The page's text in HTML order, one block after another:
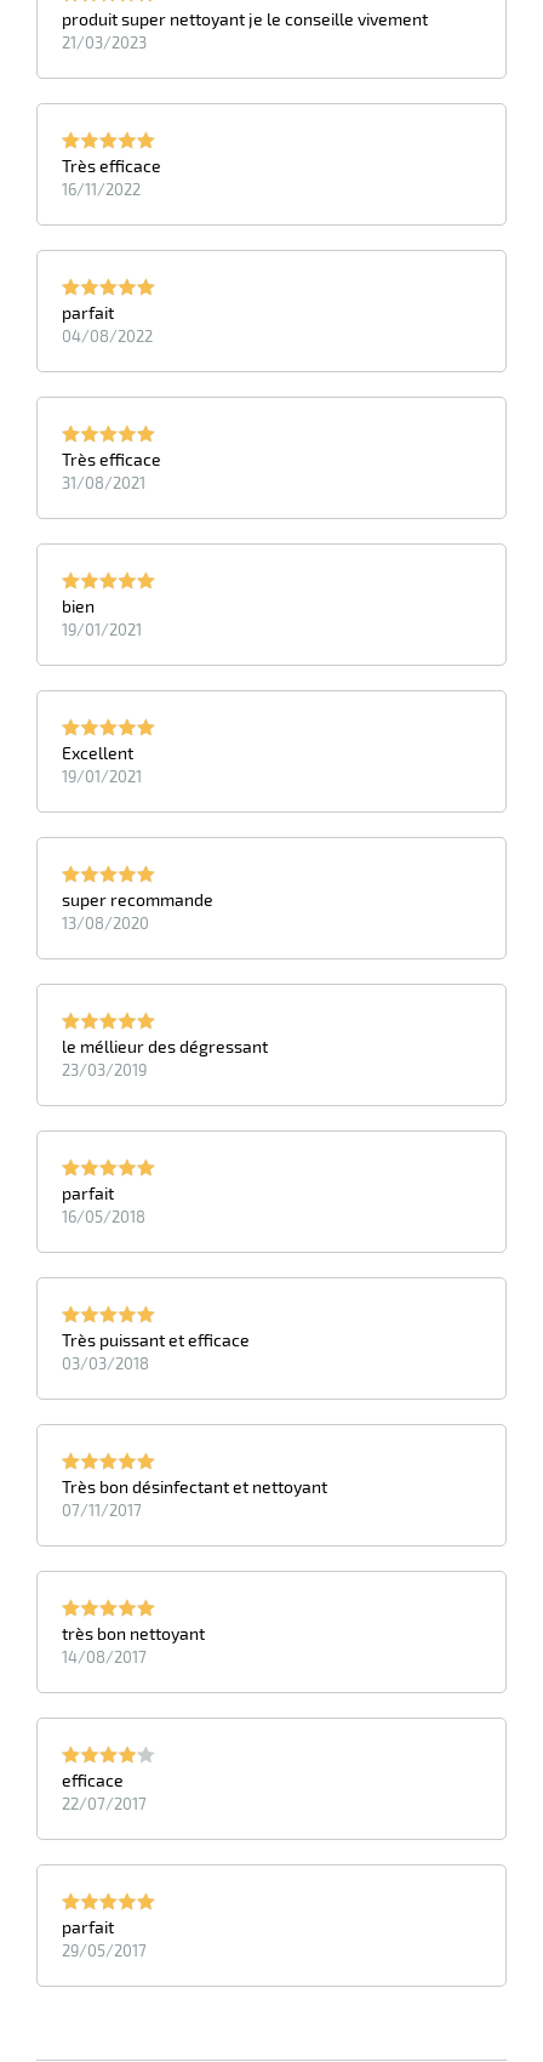
produit super nettoyant je le conseille vivement
21/03/2023
Très efficace
16/11/2022
parfait
04/08/2022
Très efficace
31/08/2021
bien
19/01/2021
Excellent
19/01/2021
super recommande
13/08/2020
le méllieur des dégressant
23/03/2019
parfait
16/05/2018
Très puissant et efficace
03/03/2018
Très bon désinfectant et nettoyant
07/11/2017
très bon nettoyant
14/08/2017
efficace
22/07/2017
parfait
29/05/2017